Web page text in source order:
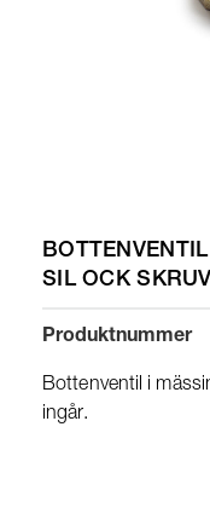
SIL OCK SKRUV
Produktnummer
Bottenventil i
ingår.